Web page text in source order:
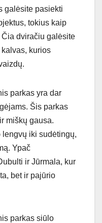
galėsite pasiekti
tokius kaip
dviračiu galėsite
kurios
parkas yra dar
Šis parkas
miškų gausa.
lengvų iki sudėtingų,
Ypač
ir Jūrmala, kur
bet ir pajūrio
parkas siūlo